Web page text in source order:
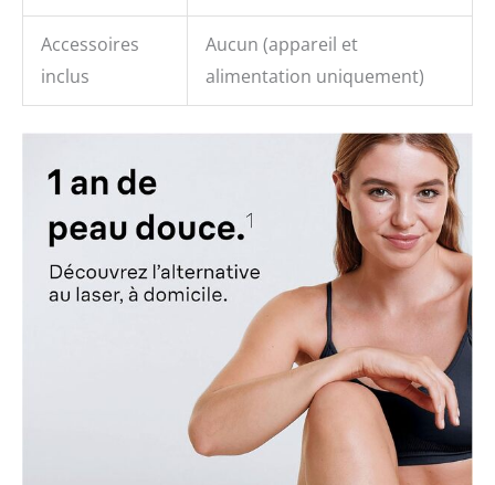
Accessoires
inclus
Aucun (appareil et
alimentation uniquement)